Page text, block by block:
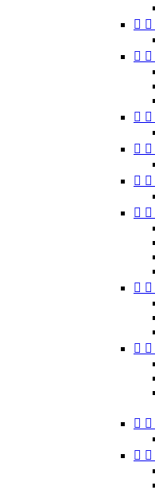
 
 
 
 
 
 
 
 
 
 